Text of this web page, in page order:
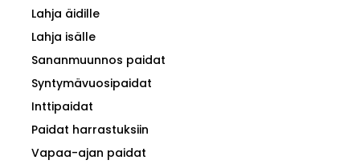
Lahja äidille
Lahja isälle
Sananmuunnos paidat
Syntymävuosipaidat
Inttipaidat
Paidat harrastuksiin
Vapaa-ajan paidat